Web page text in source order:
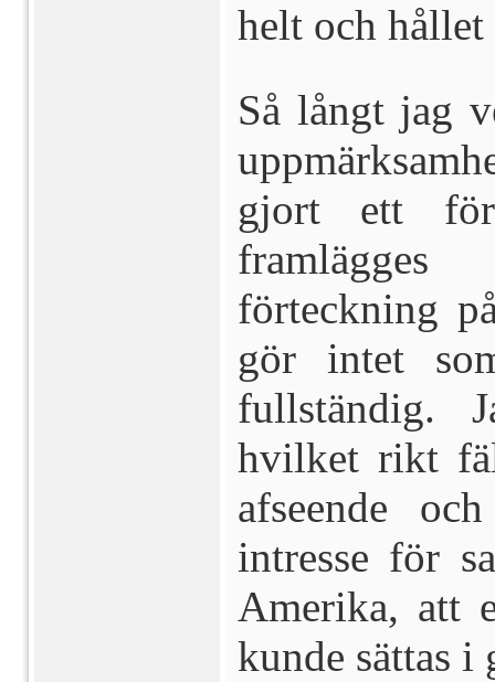
helt och
Så långt jag
gjort ett
förteckning
gör intet
fullständig.
hvilket rikt
afseende
intresse för
Amerika, att
kunde sättas i